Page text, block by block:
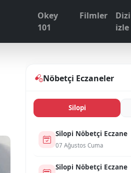
Okey
101
Filmler
Dizi
izle
Nöbetçi Eczaneler
Si̇lopi̇
Si̇lopi̇ Nöbetçi Eczane
07 Ağustos Cuma
Si̇lopi̇ Nöbetçi Eczane